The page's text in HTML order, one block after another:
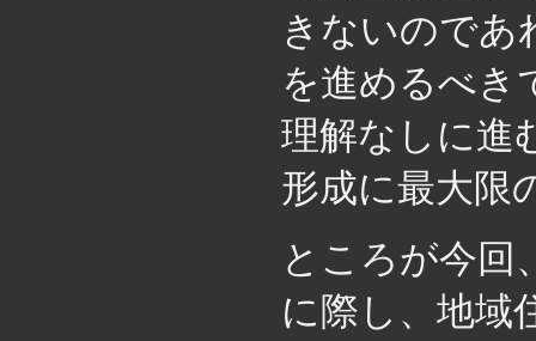
きないのであ
を進めるべき
理解なしに進
形成に最大限
ところが今回
に際し、地域